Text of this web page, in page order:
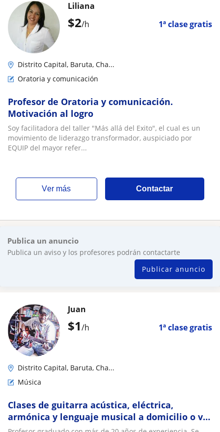
$2/h 1ª clase gratis
Liliana
Distrito Capital, Baruta, Cha...
Oratoria y comunicación
Profesor de Oratoria y comunicación.
Motivación al logro
Soy facilitadora del taller "Más allá del Exito", el cual es un
movimiento de liderazgo transformador, auspiciado por
EQUIP del mayor refer...
ver más Contactar
Publica un anuncio
Publica un aviso y los profesores podrán contactarte
Publicar anuncio
$1/h 1ª clase gratis
Juan
Distrito Capital, Baruta, Cha...
Música
Clases de guitarra acústica, eléctrica,
armónica y lenguaje musical a domicilio o vía
online